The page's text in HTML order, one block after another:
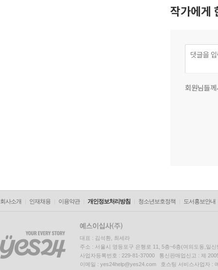
작가에게
회원님들
회사소개 인재채용 이용약관 개인정보처리방침 청소년보호정책 도서홍보안내
대표 : 김석환, 최세라
주소 : 서울시 영등포구 은행로 11, 5층~6층(여의도동,일신
사업자등록번호 : 229-81-37000 통신판매업신고 : 제
이메일 : yes24help@yes24.com 호스팅 서비스사업자 :